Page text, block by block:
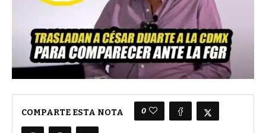
COMPARTE ESTA NOTA 0